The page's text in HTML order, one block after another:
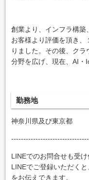
創業より、インフラ構
お客様より評価を頂き
りました。その後、ク
分野を広げ、現在、AI・
勤務地
神奈川県及び東京都
LINEでのお問合せも受
LINEでご登録いただく
をお伝えできます。